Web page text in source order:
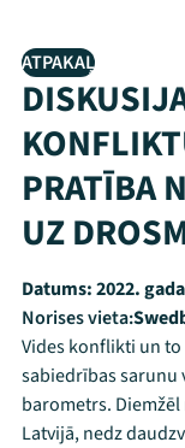
ATPAKAĻ
PRATĪBA
UZ
Datums:2022.
Norises vieta:
Vides konflikti un
sabiedrības sarunu
barometrs.
Latvijā, nedz